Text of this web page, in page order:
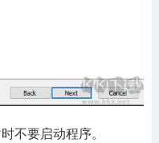
不要启动程序。